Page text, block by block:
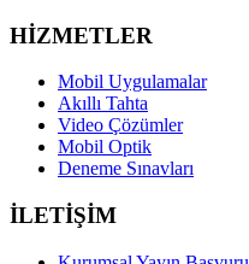
HİZMETLER
Mobil Uygulamalar
Akıllı Tahta
Video Çözümler
Mobil Optik
Deneme Sınavları
İLETİŞİM